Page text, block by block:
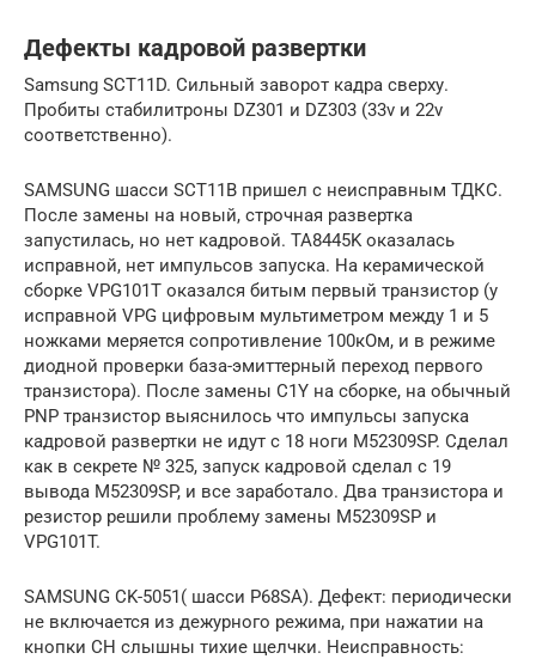
Дефекты кадровой развертки
Samsung SCT11D. Сильный заворот кадра сверху.
Пробиты стабилитроны DZ301 и DZ303 (33v и 22v
соответственно).
SAMSUNG шасси SCT11B пришел с неисправным ТДКС.
После замены на новый, строчная развертка
запустилась, но нет кадровой. TA8445K оказалась
исправной, нет импульсов запуска. На керамической
сборке VPG101Т оказался битым первый транзистор (у
исправной VPG цифровым мультиметром между 1 и 5
ножками меряется сопротивление 100кОм, и в режиме
диодной проверки база-эмиттерный переход первого
транзистора). После замены C1Y на сборке, на обычный
PNP транзистор выяснилось что импульсы запуска
кадровой развертки не идут с 18 ноги M52309SP. Сделал
как в секрете № 325, запуск кадровой сделал с 19
вывода M52309SP, и все заработало. Два транзистора и
резистор решили проблему замены M52309SP и
VPG101T.
SAMSUNG CK-5051( шасси P68SA). Дефект: периодически
не включается из дежурного режима, при нажатии на
кнопки CH слышны тихие щелчки. Неисправность: